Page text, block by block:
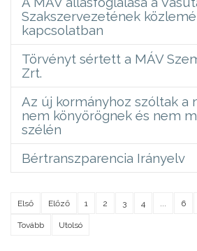
Szakszervezetének
kapcsolatban
Törvényt sértett a MÁV
Zrt.
Az új kormányhoz szóltak a
nem könyörögnek és nem
szélén
Bértranszparencia Irányelv
Első Előző 1 2 3 4 ... 6
Tovább Utolsó